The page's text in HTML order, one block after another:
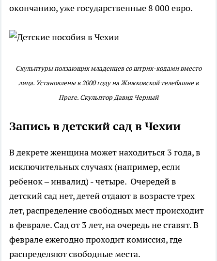
окончанию, уже государственные 8 000 евро.
Скульптуры ползающих младенцев со штрих-кодами вместо
лица. Установлены в 2000 году на Жижковской телебашне в
Праге. Скульптор Давид Черный
Запись в детский сад в Чехии
В декрете женщина может находиться 3 года, в
исключительных случаях (например, если
ребенок – инвалид) - четыре. Очередей в
детский сад нет, детей отдают в возрасте трех
лет, распределение свободных мест происходит
в феврале. Сад от 3 лет, на очередь не ставят. В
феврале ежегодно проходит комиссия, где
распределяют свободные места.